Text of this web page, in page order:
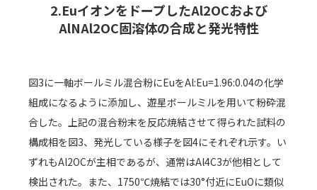
2.EuイオンをドープしたAl2OCおよび
AlNAl2OC固溶体の合成と発光特性
図3に一軸ボールミル混合粉にEuをAl:Eu=1.96:0.04の化学
組成になるように添加し、遊星ボールミルを用いて粉砕混
合した。上記の混合粉末を反応焼結させて得られた試料の
構成相を図3、発光している様子を図4にそれぞれ示す。い
ずれもAl2OCが主相であるが、通常はAl4C3が他相として
検出された。また、1750℃焼結では30°付近にEuOに類似